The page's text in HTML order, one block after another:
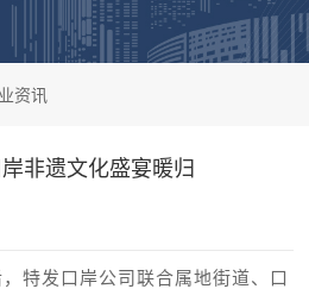
资讯
非遗文化盛宴暖归
特发口岸公司联合属地街道、口